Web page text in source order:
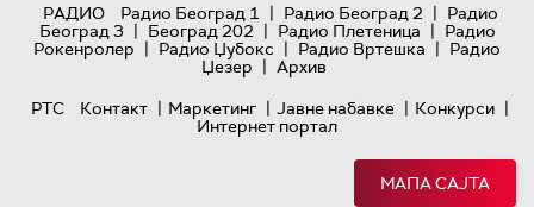
РАДИО
Радио Београд 1 | Радио Београд 2 | Радио
Београд 3 | Београд 202 | Радио Плетеница | Радио
Рокенролер | Радио Џубокс | Радио Вртешка | Радио
Џезер | Архив
РТС
Контакт | Маркетинг | Јавне набавке | Конкурси |
Интернет портал
МАПА САЈТА